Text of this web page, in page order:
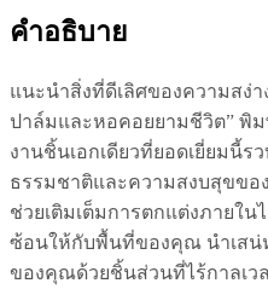
คำอธิบาย
แนะนำสิ่งที่ดีเลิศของความสง่
ปาล์มและหอคอยยามชีวิต” พิ
งานชิ้นเอกเดียวที่ยอดเยี่ยมนี้
ธรรมชาติและความสงบสุขขอ
ช่วยเติมเต็มการตกแต่งภายใน
ซ้อนให้กับพื้นที่ของคุณ นำเสน่
ของคุณด้วยชิ้นส่วนที่ไร้กาลเว